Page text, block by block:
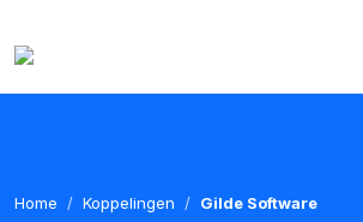
Home Koppelingen Gilde Software